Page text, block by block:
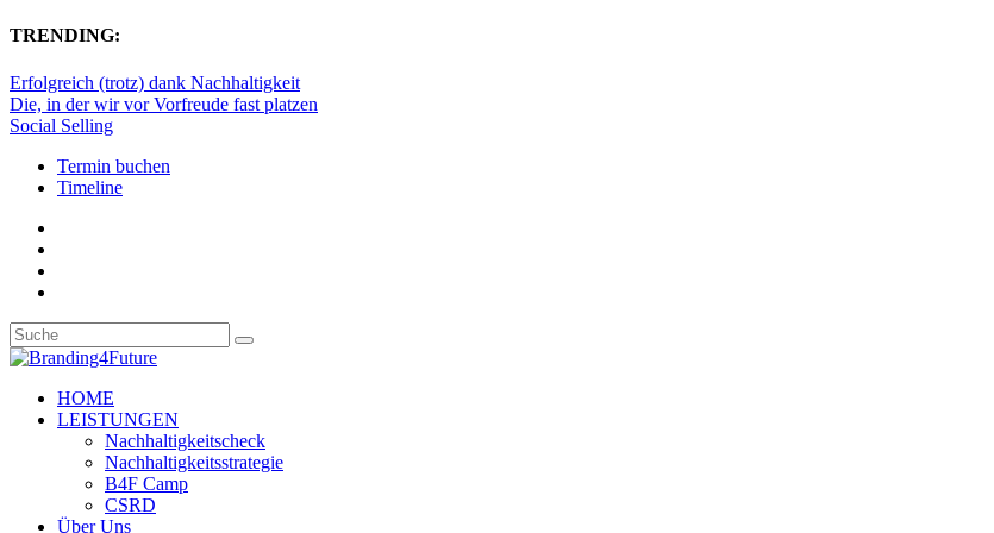
TRENDING:
Erfolgreich (trotz) dank Nachhaltigkeit
Die, in der wir vor Vorfreude fast platzen
Social Selling
Termin buchen
Timeline
HOME
LEISTUNGEN
Nachhaltigkeitscheck
Nachhaltigkeitsstrategie
B4F Camp
CSRD
Über Uns